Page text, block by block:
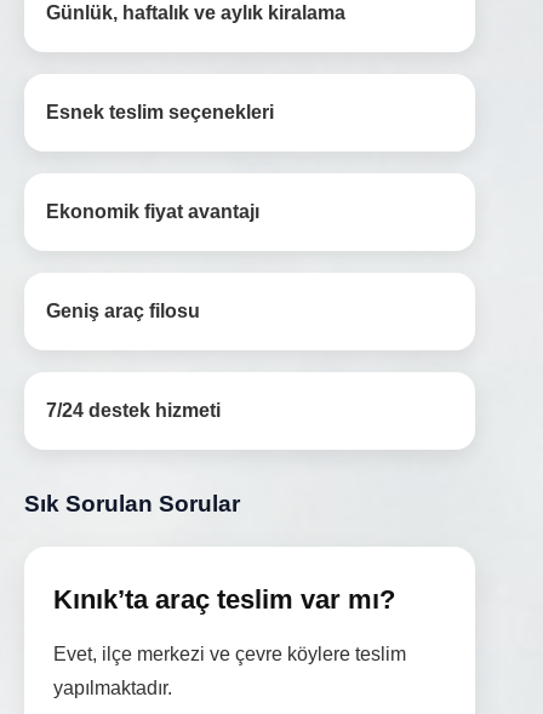
Günlük, haftalık ve aylık kiralama
Esnek teslim seçenekleri
Ekonomik fiyat avantajı
Geniş araç filosu
7/24 destek hizmeti
Sık Sorulan Sorular
Kınık’ta araç teslim var mı?
Evet, ilçe merkezi ve çevre köylere teslim
yapılmaktadır.